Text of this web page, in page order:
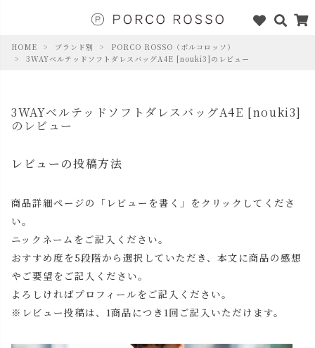
HOME ブランド別
PORCO ROSSO（ポルコロッソ）
3WAYベルテッドソフトダレスバッグA4E [nouki3]のレビュー
3WAYベルテッドソフトダレスバッグA4E [nouki3]
のレビュー
レビューの投稿方法
商品詳細ページの「レビューを書く」をクリックしてくださ
い。
ニックネームをご記入ください。
おすすめ度を5段階から選択していただき、本文に商品の感想
やご要望をご記入ください。
よろしければプロフィールをご記入ください。
※レビュー投稿は、1商品につき1回ご記入いただけます。